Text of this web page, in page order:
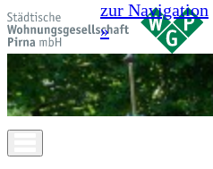
zur Navigation
»